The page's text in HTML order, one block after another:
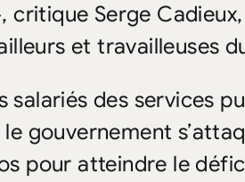
critique Serge
et travailleuses
salariés des services
gouvernement
pour atteindre le